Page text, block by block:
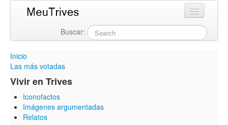
Buscar:
Inicio
Las más votadas
Vivir en Trives
Iconofactos
Imágenes argumentadas
Relatos